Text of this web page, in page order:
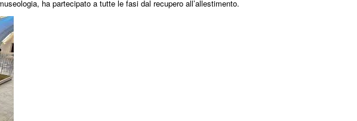
ha partecipato a tutte le fasi dal recupero all’allestimento.